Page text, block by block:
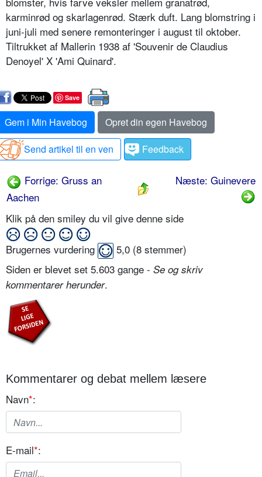
karminrød og skarlagenrød. Stærk duft. Lang blomstring i
juni-juli med senere remonteringer i august til oktober.
Tiltrukket af Mallerin 1938 af 'Souvenir de Claudius
Denoyel' X 'Ami Quinard'.
Save
Gem i Min Havebog
Opret din egen Havebog
Send artikel til en ven
Feedback
Forrige: Gruss an
Aachen
Næste: Guinevere
Klik på den smiley du vil give denne side
Brugernes vurdering 5,0 (8 stemmer)
Siden er blevet set 5.603 gange - Se og skriv
kommentarer herunder.
Kommentarer og debat mellem læsere
Navn*:
E-mail*: